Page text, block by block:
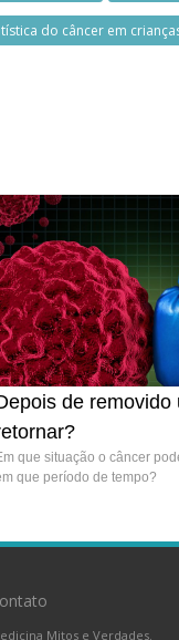
do câncer em
de
que situação o câncer
que período de tempo?
Mitos e Verdades.